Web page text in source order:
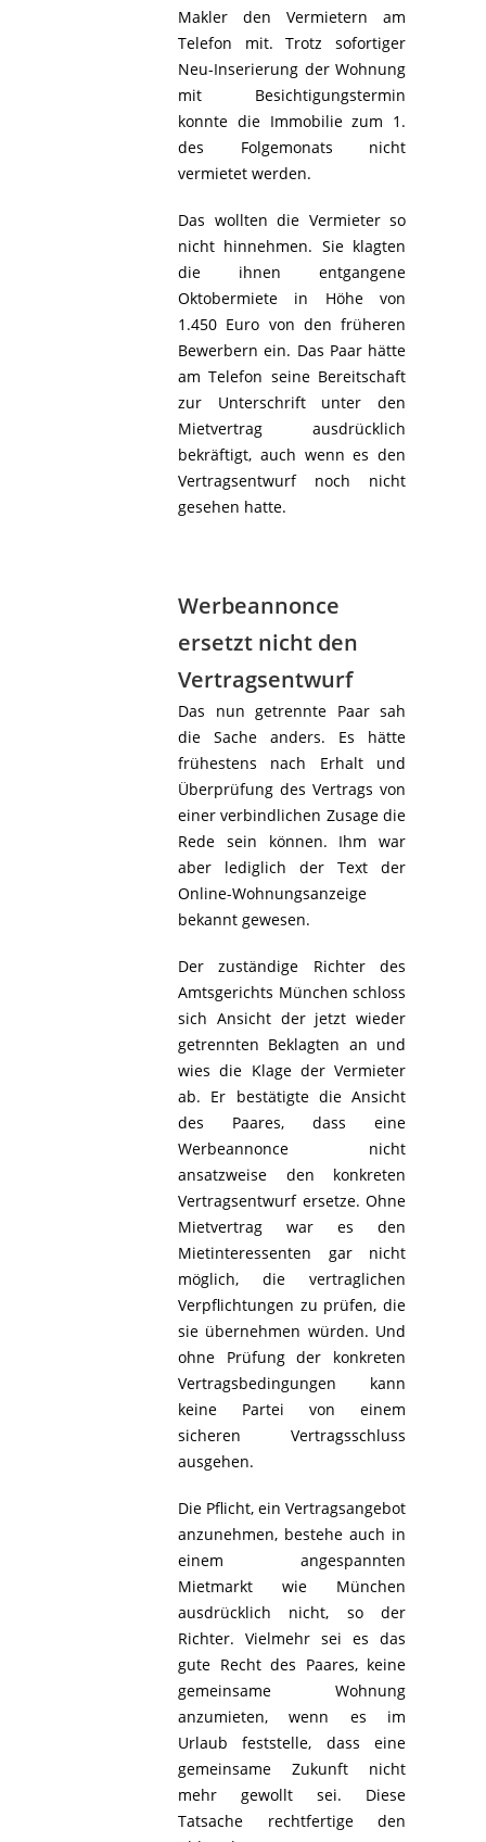
Makler den Vermietern am
Telefon mit. Trotz sofortiger
Neu-Inserierung der Wohnung
mit Besichtigungstermin
konnte die Immobilie zum 1.
des Folgemonats nicht
vermietet werden.
Das wollten die Vermieter so
nicht hinnehmen. Sie klagten
die ihnen entgangene
Oktobermiete in Höhe von
1.450 Euro von den früheren
Bewerbern ein. Das Paar hätte
am Telefon seine Bereitschaft
zur Unterschrift unter den
Mietvertrag ausdrücklich
bekräftigt, auch wenn es den
Vertragsentwurf noch nicht
gesehen hatte.
Werbeannonce
ersetzt nicht den
Vertragsentwurf
Das nun getrennte Paar sah
die Sache anders. Es hätte
frühestens nach Erhalt und
Überprüfung des Vertrags von
einer verbindlichen Zusage die
Rede sein können. Ihm war
aber lediglich der Text der
Online-Wohnungsanzeige
bekannt gewesen.
Der zuständige Richter des
Amtsgerichts München schloss
sich Ansicht der jetzt wieder
getrennten Beklagten an und
wies die Klage der Vermieter
ab. Er bestätigte die Ansicht
des Paares, dass eine
Werbeannonce nicht
ansatzweise den konkreten
Vertragsentwurf ersetze. Ohne
Mietvertrag war es den
Mietinteressenten gar nicht
möglich, die vertraglichen
Verpflichtungen zu prüfen, die
sie übernehmen würden. Und
ohne Prüfung der konkreten
Vertragsbedingungen kann
keine Partei von einem
sicheren Vertragsschluss
ausgehen.
Die Pflicht, ein Vertragsangebot
anzunehmen, bestehe auch in
einem angespannten
Mietmarkt wie München
ausdrücklich nicht, so der
Richter. Vielmehr sei es das
gute Recht des Paares, keine
gemeinsame Wohnung
anzumieten, wenn es im
Urlaub feststelle, dass eine
gemeinsame Zukunft nicht
mehr gewollt sei. Diese
Tatsache rechtfertige den